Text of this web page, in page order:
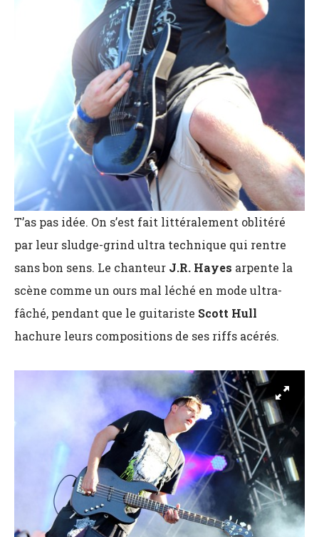
T’as pas idée. On s’est fait littéralement oblitéré
par leur sludge-grind ultra technique qui rentre
sans bon sens. Le chanteur J.R. Hayes arpente la
scène comme un ours mal léché en mode ultra-
fâché, pendant que le guitariste Scott Hull
hachure leurs compositions de ses riffs acérés.